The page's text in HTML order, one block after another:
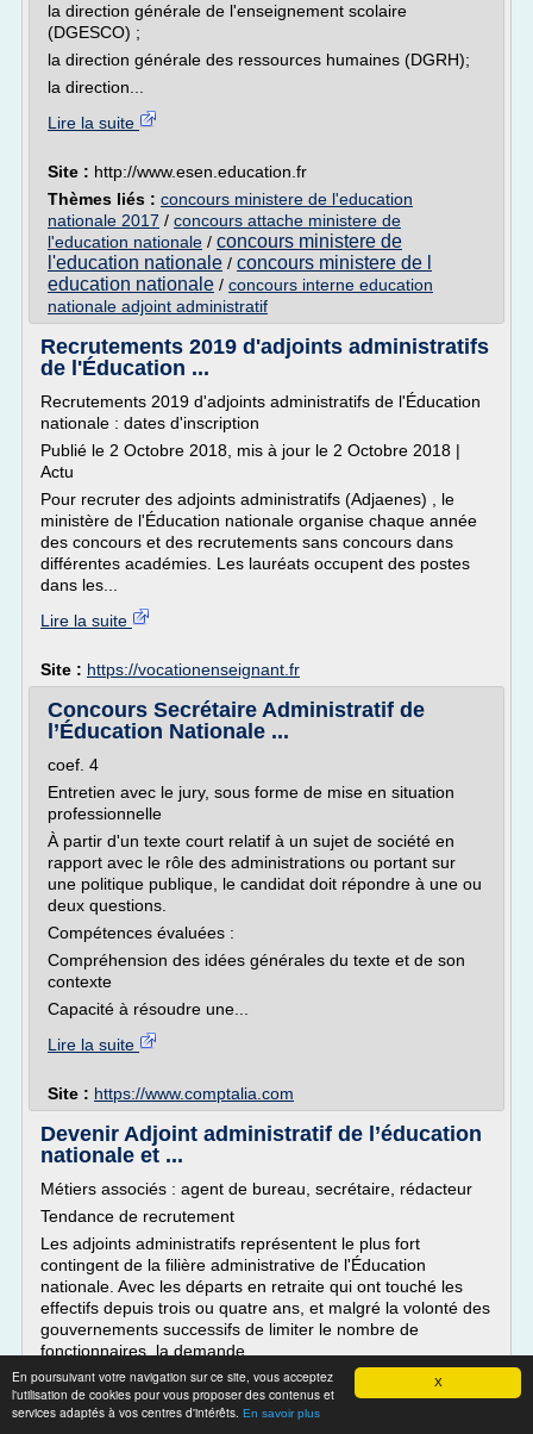
X
En poursuivant votre navigation sur ce site, vous acceptez
l'utilisation de cookies pour vous proposer des contenus et
services adaptés à vos centres d'intérêts. En savoir plus
la direction générale de l'enseignement scolaire
(DGESCO) ;
la direction générale des ressources humaines (DGRH);
la direction...
Lire la suite
Site : http://www.esen.education.fr
Thèmes liés : concours ministere de l'education
nationale 2017 / concours attache ministere de
l'education nationale / concours ministere de
l'education nationale / concours ministere de l
education nationale / concours interne education
nationale adjoint administratif
Recrutements 2019 d'adjoints administratifs
de l'Éducation ...
Recrutements 2019 d'adjoints administratifs de l'Éducation
nationale : dates d'inscription
Publié le 2 Octobre 2018, mis à jour le 2 Octobre 2018 |
Actu
Pour recruter des adjoints administratifs (Adjaenes) , le
ministère de l'Éducation nationale organise chaque année
des concours et des recrutements sans concours dans
différentes académies. Les lauréats occupent des postes
dans les...
Lire la suite
Site : https://vocationenseignant.fr
Concours Secrétaire Administratif de
l’Éducation Nationale ...
coef. 4
Entretien avec le jury, sous forme de mise en situation
professionnelle
À partir d'un texte court relatif à un sujet de société en
rapport avec le rôle des administrations ou portant sur
une politique publique, le candidat doit répondre à une ou
deux questions.
Compétences évaluées :
Compréhension des idées générales du texte et de son
contexte
Capacité à résoudre une...
Lire la suite
Site : https://www.comptalia.com
Devenir Adjoint administratif de l’éducation
nationale et ...
Métiers associés : agent de bureau, secrétaire, rédacteur
Tendance de recrutement
Les adjoints administratifs représentent le plus fort
contingent de la filière administrative de l'Éducation
nationale. Avec les départs en retraite qui ont touché les
effectifs depuis trois ou quatre ans, et malgré la volonté des
gouvernements successifs de limiter le nombre de
fonctionnaires, la demande...
Lire la suite